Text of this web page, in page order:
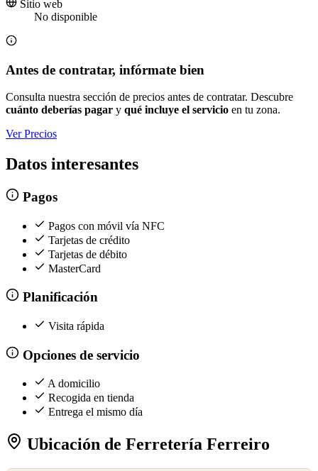
Sitio web
No disponible
Antes de contratar, infórmate bien
Consulta nuestra sección de precios antes de contratar. Descubre
cuánto deberías pagar y qué incluye el servicio en tu zona.
Ver Precios
Datos interesantes
Pagos
Pagos con móvil vía NFC
Tarjetas de crédito
Tarjetas de débito
MasterCard
Planificación
Visita rápida
Opciones de servicio
A domicilio
Recogida en tienda
Entrega el mismo día
Ubicación de Ferretería Ferreiro